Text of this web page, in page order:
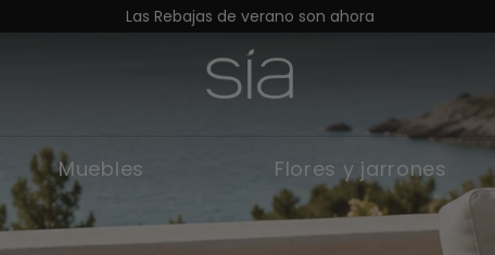
Descubre la colección otoño 2024
Muebles Flores y jarrones